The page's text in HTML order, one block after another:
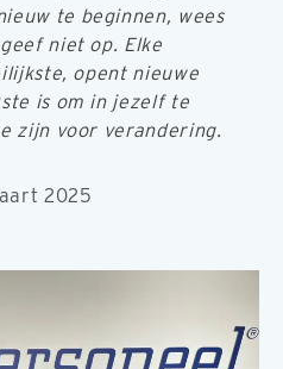
te beginnen, wees
niet op. Elke
opent nieuwe
is om in jezelf te
zijn voor verandering.
2025